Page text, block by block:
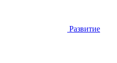
Развитие